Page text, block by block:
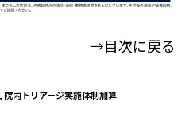
→目次に戻る
院内トリアージ実施体制加算